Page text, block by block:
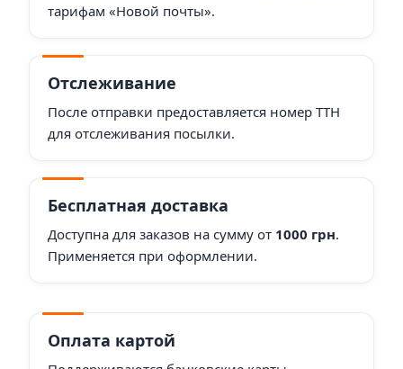
тарифам «Новой почты».
Отслеживание
После отправки предоставляется номер ТТН
для отслеживания посылки.
Бесплатная доставка
Доступна для заказов на сумму от 1000 грн.
Применяется при оформлении.
Оплата картой